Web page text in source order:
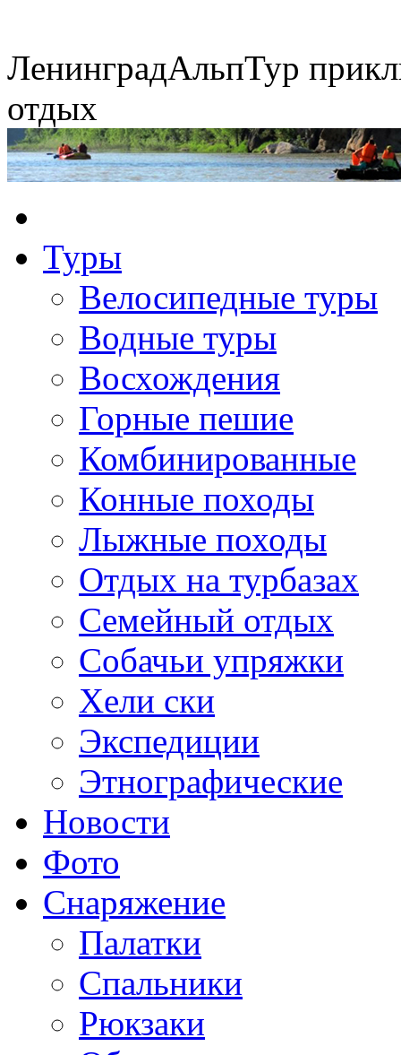
ЛенинградАльпТур
отдых
Туры
Велосипедные туры
Водные туры
Восхождения
Горные пешие
Комбинированные
Конные походы
Лыжные походы
Отдых на турбазах
Семейный отдых
Собачьи упряжки
Хели ски
Экспедиции
Этнографические
Новости
Фото
Снаряжение
Палатки
Спальники
Рюкзаки